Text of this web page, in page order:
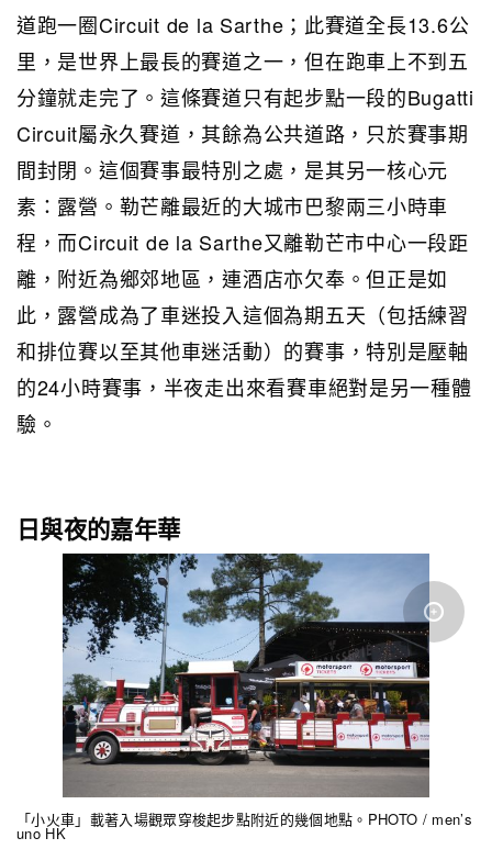
道跑一圈Circuit de la Sarthe；此賽道全長13.6公
里，是世界上最長的賽道之一，但在跑車上不到五
分鐘就走完了。這條賽道只有起步點一段的Bugatti
Circuit屬永久賽道，其餘為公共道路，只於賽事期
間封閉。這個賽事最特別之處，是其另一核心元
素：露營。勒芒離最近的大城市巴黎兩三小時車
程，而Circuit de la Sarthe又離勒芒市中心一段距
離，附近為鄉郊地區，連酒店亦欠奉。但正是如
此，露營成為了車迷投入這個為期五天（包括練習
和排位賽以至其他車迷活動）的賽事，特別是壓軸
的24小時賽事，半夜走出來看賽車絕對是另一種體
驗。
日與夜的嘉年華
「小火車」載著入場觀眾穿梭起步點附近的幾個地點。PHOTO / men’s
uno HK